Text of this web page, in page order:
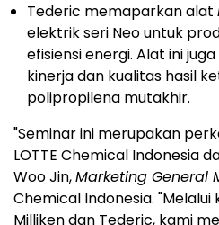
Tederic memaparkan alat
elektrik seri Neo untuk
efisiensi energi. Alat ini
kinerja dan kualitas hasil
polipropilena mutakhir.
"Seminar ini merupakan
LOTTE Chemical Indonesia
Woo Jin,Marketing General
Chemical Indonesia.
Milliken dan Tederic, kami